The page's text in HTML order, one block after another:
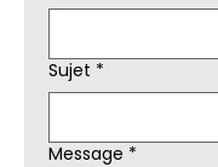
Sujet *
Message *